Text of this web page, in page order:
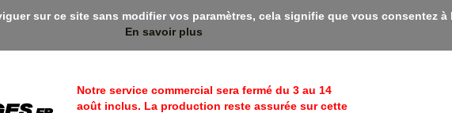
sur ce site sans modifier vos paramètres, cela signifie que vous consentez à
En savoir plus
Notre service commercial sera fermé du 3 au 14
août inclus. La production reste assurée sur cette